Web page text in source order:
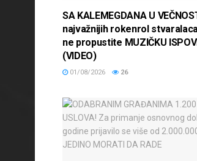
SA KALEMEGDANA U
najvažnijih rokenrol
ne propustite MUZIČKU
(VIDEO)
01/08/2026 26